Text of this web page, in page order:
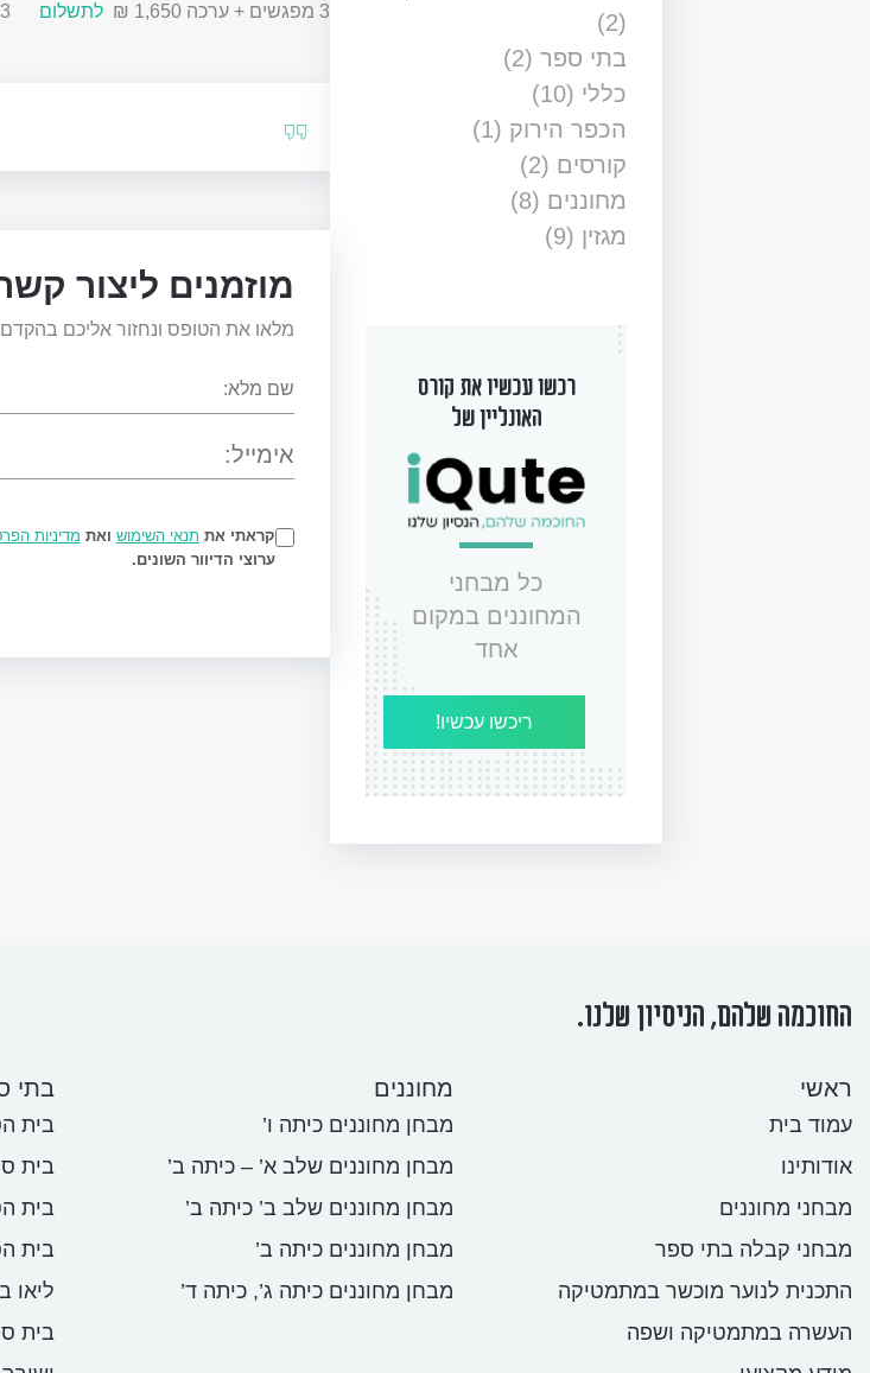
3 מפגשים + ערכה 1,650 ₪ לתשלום
מוזמנים ליצור
מלאו את הטופס ונחזור אליכם
קראתי את תנאי השימוש ואת מדיניות
ערוצי הדיוור השונים.
(2)
בתי ספר (2)
כללי (10)
הכפר הירוק (1)
קורסים (2)
מחוננים (8)
מגזין (9)
רכשו עכשיו את קורס
האונליין של
כל מבחני
המחוננים במקום
אחד
ריכשו עכשיו!
החוכמה שלהם, הניסיון שלנו.
ראשי
עמוד בית
אודותינו
מבחני מחוננים
מבחני קבלה בתי ספר
התכנית לנוער מוכשר במתמטיקה
העשרה במתמטיקה ושפה
מחוננים
מבחן מחוננים כיתה ו’
מבחן מחוננים שלב א’ – כיתה ב’
מבחן מחוננים שלב ב’ כיתה ב’
מבחן מחוננים כיתה ב’
מבחן מחוננים כיתה ג’, כיתה ד’
בתי
בית
בית
בית
בית
ליאו
בית